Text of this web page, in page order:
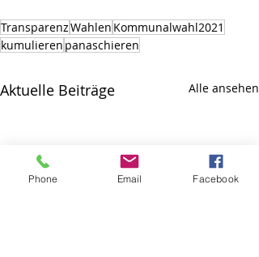
TransparenzWahlen Kommunalwahl2021
kumulieren panaschieren
Aktuelle Beiträge Alle ansehen
Phone Email Facebook